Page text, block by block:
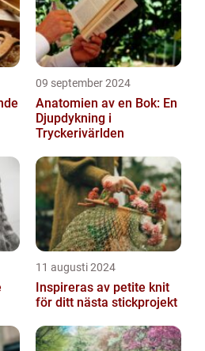
09 september 2024
Anatomien av en Bok: En
Djupdykning i
Tryckerivärlden
11 augusti 2024
Inspireras av petite knit
för ditt nästa stickprojekt